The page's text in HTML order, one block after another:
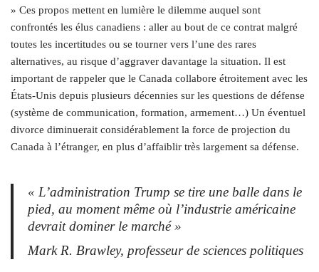
» Ces propos mettent en lumière le dilemme auquel sont
confrontés les élus canadiens : aller au bout de ce contrat malgré
toutes les incertitudes ou se tourner vers l’une des rares
alternatives, au risque d’aggraver davantage la situation. Il est
important de rappeler que le Canada collabore étroitement avec les
États-Unis depuis plusieurs décennies sur les questions de défense
(système de communication, formation, armement…) Un éventuel
divorce diminuerait considérablement la force de projection du
Canada à l’étranger, en plus d’affaiblir très largement sa défense.
« L’administration Trump se tire une balle dans le
pied, au moment même où l’industrie américaine
devrait dominer le marché »
Mark R. Brawley, professeur de sciences politiques